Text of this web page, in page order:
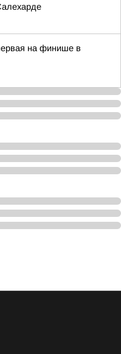
на финише в